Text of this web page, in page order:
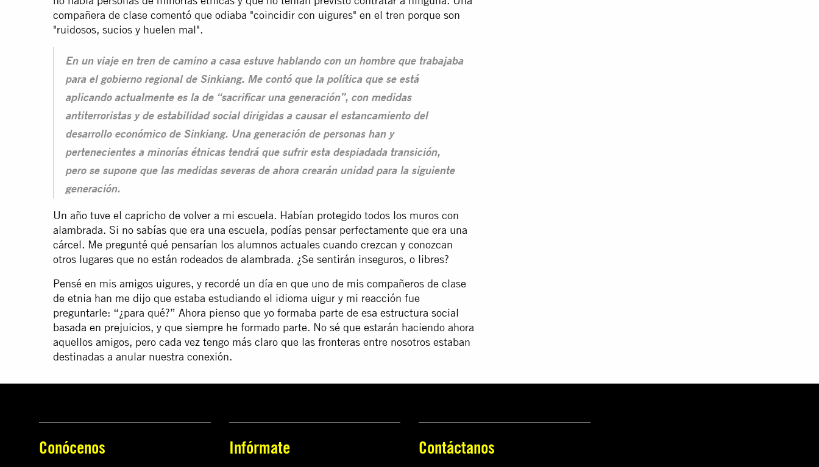
compañera de clase comentó que odiaba "coincidir con uigures" en el tren porque son
"ruidosos, sucios y huelen mal".
En un viaje en tren de camino a casa estuve hablando con un hombre que trabajaba
para el gobierno regional de Sinkiang. Me contó que la política que se está
aplicando actualmente es la de “sacrificar una generación”, con medidas
antiterroristas y de estabilidad social dirigidas a causar el estancamiento del
desarrollo económico de Sinkiang. Una generación de personas han y
pertenecientes a minorías étnicas tendrá que sufrir esta despiadada transición,
pero se supone que las medidas severas de ahora crearán unidad para la siguiente
generación.
Un año tuve el capricho de volver a mi escuela. Habían protegido todos los muros con
alambrada. Si no sabías que era una escuela, podías pensar perfectamente que era una
cárcel. Me pregunté qué pensarían los alumnos actuales cuando crezcan y conozcan
otros lugares que no están rodeados de alambrada. ¿Se sentirán inseguros, o libres?
Pensé en mis amigos uigures, y recordé un día en que uno de mis compañeros de clase
de etnia han me dijo que estaba estudiando el idioma uigur y mi reacción fue
preguntarle: “¿para qué?” Ahora pienso que yo formaba parte de esa estructura social
basada en prejuicios, y que siempre he formado parte. No sé que estarán haciendo ahora
aquellos amigos, pero cada vez tengo más claro que las fronteras entre nosotros estaban
destinadas a anular nuestra conexión.
Conócenos Infórmate Contáctanos